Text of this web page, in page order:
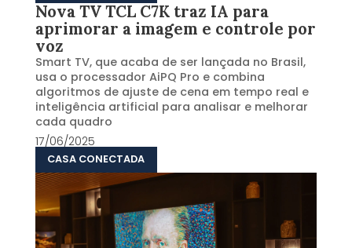
Nova TV TCL C7K traz IA para
aprimorar a imagem e controle por
voz
Smart TV, que acaba de ser lançada no Brasil,
usa o processador AiPQ Pro e combina
algoritmos de ajuste de cena em tempo real e
inteligência artificial para analisar e melhorar
cada quadro
17/06/2025
CASA CONECTADA